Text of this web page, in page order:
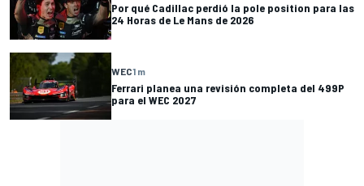
Por qué Cadillac perdió la pole position para las
24 Horas de Le Mans de 2026
WEC1 m
Ferrari planea una revisión completa del 499P
para el WEC 2027